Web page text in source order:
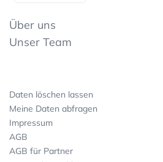
Über uns
Unser Team
Daten löschen lassen
Meine Daten abfragen
Impressum
AGB
AGB für Partner